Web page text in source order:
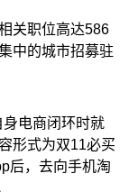
关职位高达586
中的城市招募驻
电商闭环时就
形式为双11必买
后，去向手机淘